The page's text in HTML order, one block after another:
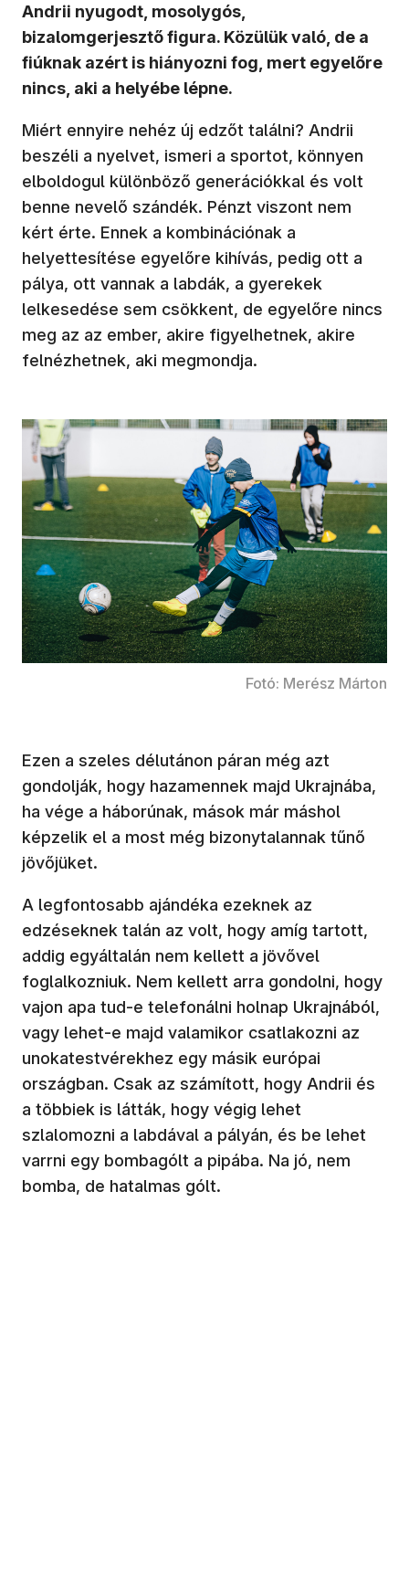
Andrii nyugodt, mosolygós,
bizalomgerjesztő figura. Közülük való, de a
fiúknak azért is hiányozni fog, mert egyelőre
nincs, aki a helyébe lépne.
Miért ennyire nehéz új edzőt találni? Andrii
beszéli a nyelvet, ismeri a sportot, könnyen
elboldogul különböző generációkkal és volt
benne nevelő szándék. Pénzt viszont nem
kért érte. Ennek a kombinációnak a
helyettesítése egyelőre kihívás, pedig ott a
pálya, ott vannak a labdák, a gyerekek
lelkesedése sem csökkent, de egyelőre nincs
meg az az ember, akire figyelhetnek, akire
felnézhetnek, aki megmondja.
Fotó: Merész Márton
Ezen a szeles délutánon páran még azt
gondolják, hogy hazamennek majd Ukrajnába,
ha vége a háborúnak, mások már máshol
képzelik el a most még bizonytalannak tűnő
jövőjüket.
A legfontosabb ajándéka ezeknek az
edzéseknek talán az volt, hogy amíg tartott,
addig egyáltalán nem kellett a jövővel
foglalkozniuk. Nem kellett arra gondolni, hogy
vajon apa tud-e telefonálni holnap Ukrajnából,
vagy lehet-e majd valamikor csatlakozni az
unokatestvérekhez egy másik európai
országban. Csak az számított, hogy Andrii és
a többiek is látták, hogy végig lehet
szlalomozni a labdával a pályán, és be lehet
varrni egy bombagólt a pipába. Na jó, nem
bomba, de hatalmas gólt.